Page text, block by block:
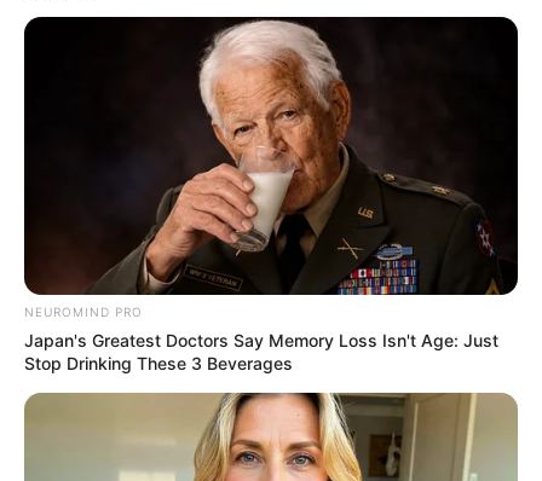
NEUROMIND PRO
Japan's Greatest Doctors Say Memory Loss Isn't Age: Just
Stop Drinking These 3 Beverages